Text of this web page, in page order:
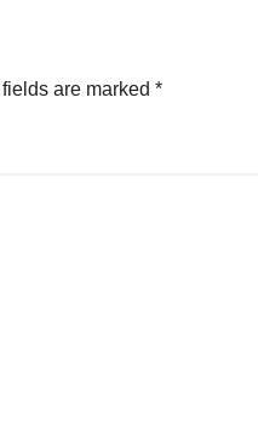
are marked *